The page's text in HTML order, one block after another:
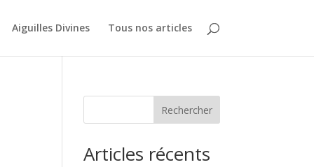
Aiguilles Divines Tous nos articles
Rechercher
Articles récents